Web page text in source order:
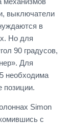
выключатели
в
Но для
90 градусов,
Для
необходима
позиции.
Simon
с